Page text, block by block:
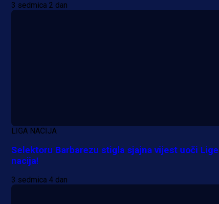
Počinje Premijer liga BiH: Pronađi
specijale i iskoristi jedinstvenu
ponudu
20 h 27 min
3 sedmica 2 dan
LIGA NACIJA
Selektoru Barbarezu stigla sjajna vijest uoči Lige
nacija!
3 sedmica 4 dan